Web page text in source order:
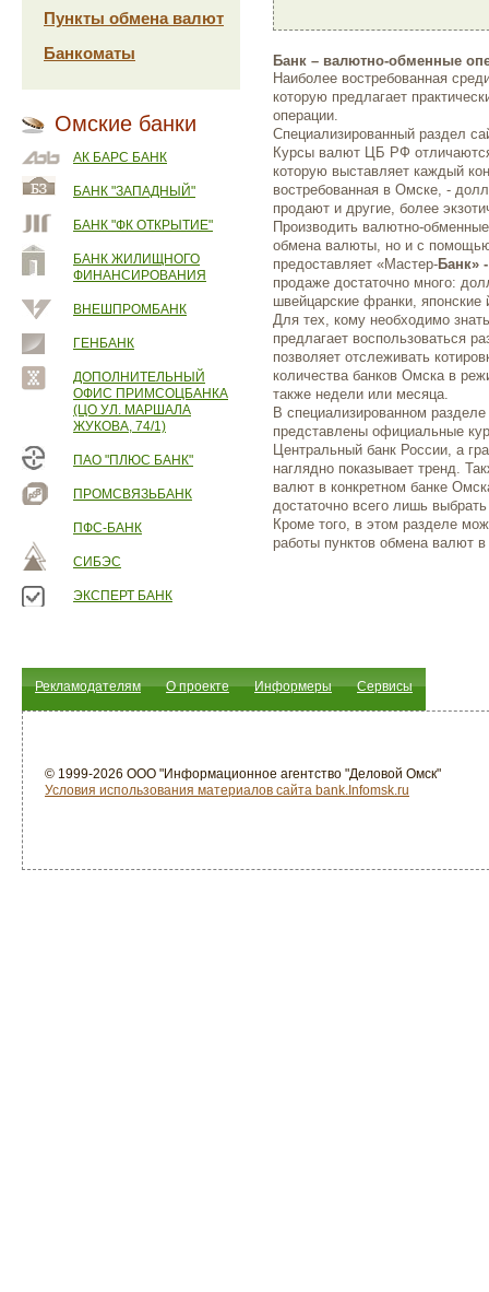
Пункты обмена валют
Банкоматы
Омские банки
АК БАРС БАНК
БАНК "ЗАПАДНЫЙ"
БАНК "ФК ОТКРЫТИЕ"
БАНК ЖИЛИЩНОГО
ФИНАНСИРОВАНИЯ
ВНЕШПРОМБАНК
ГЕНБАНК
ДОПОЛНИТЕЛЬНЫЙ
ОФИС ПРИМСОЦБАНКА
(ЦО УЛ. МАРШАЛА
ЖУКОВА, 74/1)
ПАО "ПЛЮС БАНК"
ПРОМСВЯЗЬБАНК
ПФС-БАНК
СИБЭС
ЭКСПЕРТ БАНК
Банк – валютно-обменные
Наиболее востребованная
которую предлагает
операции.
Специализированный раздел
Курсы валют ЦБ РФ
которую выставляет каждый
востребованная в Омске, -
продают и другие, более
Производить валютно-
обмена валюты, но и с
предоставляет «Мастер-Банк»
продаже достаточно много:
швейцарские франки, японские
Для тех, кому необходимо
предлагает воспользоваться
позволяет отслеживать
количества банков Омска в
также недели или месяца.
В специализированном
представлены официальные
Центральный банк России, а
наглядно показывает тренд.
валют в конкретном банке
достаточно всего лишь
Кроме того, в этом разделе
работы пунктов обмена валют
Рекламодателям О проекте Информеры Сервисы
© 1999-2026 ООО "Информационное агентство "Деловой Омск"
Условия использования материалов сайта bank.Infomsk.ru